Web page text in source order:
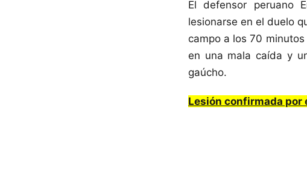
El defensor peruano
lesionarse en el duelo
campo a los 70
en una mala caída y
gaúcho.
Lesión confirmada por